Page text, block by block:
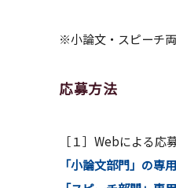
※小論文・スピーチ
応募方法
［１］Webによる応
「小論文部門」の専